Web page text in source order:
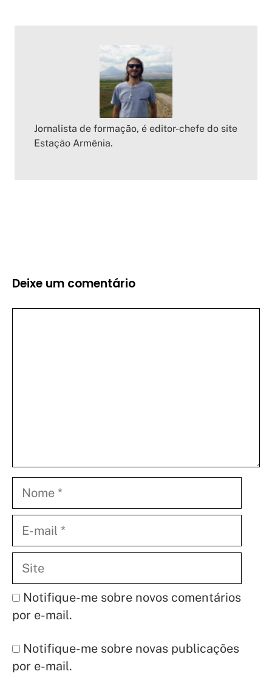
Jornalista de formação, é editor-chefe do site
Estação Armênia.
Deixe um comentário
mail
Notifique-me sobre novos comentários
por e-mail.
Notifique-me sobre novas publicações
por e-mail.